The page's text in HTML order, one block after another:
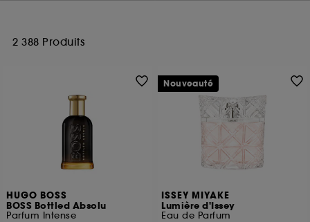
2 388 Produits
HUGO BOSS
BOSS Bottled Absolu
Parfum Intense
ISSEY MIYAKE
Lumière d'Issey
Eau de Parfum
Nouveauté